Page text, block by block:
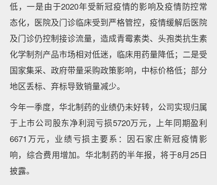
低，一是由于2020年受新冠疫情的影响及疫情防控常
态化，医院及门诊临床受到严格管控，疫情缓解后医院
及门诊仍控制接诊流量，造成青霉素类、头孢类抗生素
化学制剂产品市场相对低迷，临床用药量降低；二是受
国家集采、政府带量采购政策影响，中标价格低；部分
地区丢标、弃标导致销量减少。
今年一季度，华北制药的业绩仍未好转，公司实现归属
于上市公司股东净利润亏损5720万元，上年同期盈利
6671万元，业绩亏损主要系：因石家庄新冠疫情影
响，综合费用增加。华北制药的半年报，将于8月25日
披露。